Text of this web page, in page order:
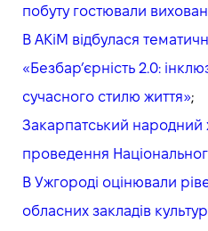
побуту гостювали
В АКіМ відбулася
«Безбар’єрність 2.0:
сучасного стилю життя»;
Закарпатський народний
проведення
В Ужгороді оцінювали
обласних закладів